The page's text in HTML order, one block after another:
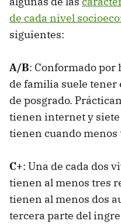
de cada nivel
siguientes:
A/B: Conformado por
de familia suele tener
de posgrado.
tienen internet y
tienen cuando menos
C+: Una de cada dos
tienen al menos tres
tienen al menos dos
tercera parte del